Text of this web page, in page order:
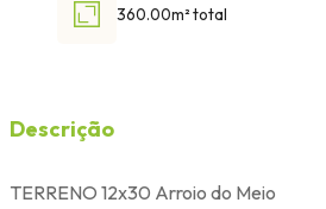
360.00m² total
Descrição
TERRENO 12x30 Arroio do Meio